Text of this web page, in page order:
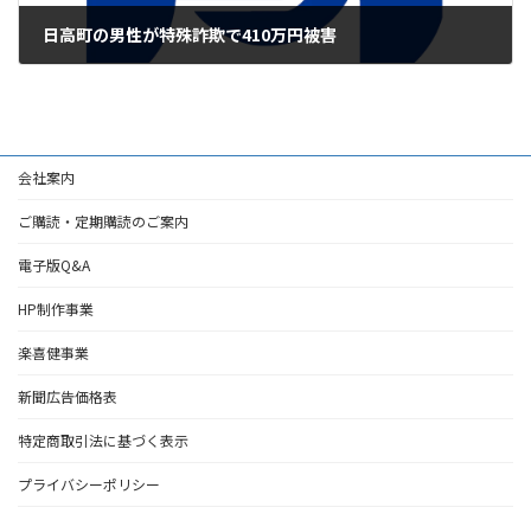
日高町の男性が特殊詐欺で410万円被害
会社案内
ご購読・定期購読のご案内
電子版Q&A
HP制作事業
楽喜健事業
新聞広告価格表
特定商取引法に基づく表示
プライバシーポリシー